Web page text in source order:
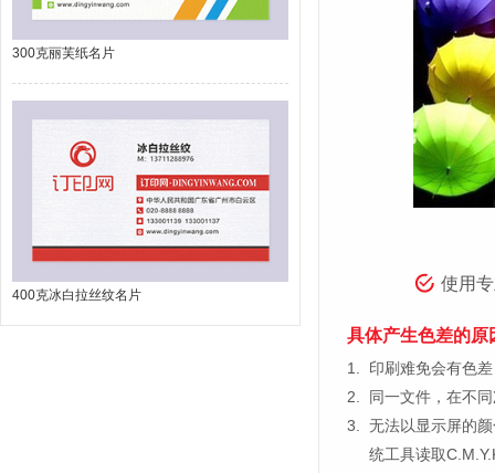
300克丽芙纸名片
400克冰白拉丝纹名片
使用
具体产生色差的原
1.
印刷难免会有色
2.
同一文件，在不
3. 无法以显示屏的
统工具读取